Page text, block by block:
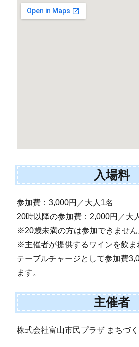
入場料
参加費：3,000円／大人1名
20時以降の参加費：2,000円／大
※20歳未満の方は参加できません
※主催者が提供するワインを飲ま
テーブルチャージとして参加費
ます。
主催者
株式会社富山市民プラザ まちづ